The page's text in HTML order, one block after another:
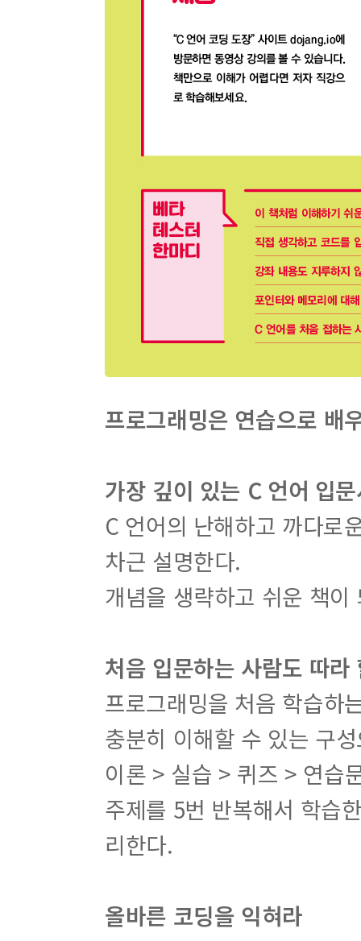
프로그래밍은 연습으로 배
가장 깊이 있는 C 언어 입
C 언어의 난해하고 까다로
차근 설명한다.
개념을 생략하고 쉬운 책
처음 입문하는 사람도 따라
프로그래밍을 처음 학습하
충분히 이해할 수 있는 구
이론 > 실습 > 퀴즈 > 연습
주제를 5번 반복해서 학습
리한다.
올바른 코딩을 익혀라